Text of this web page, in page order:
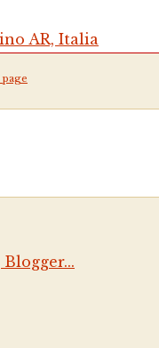
AR, Italia